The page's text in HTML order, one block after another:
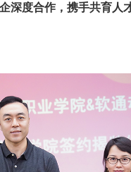
深度合作，携手共育人